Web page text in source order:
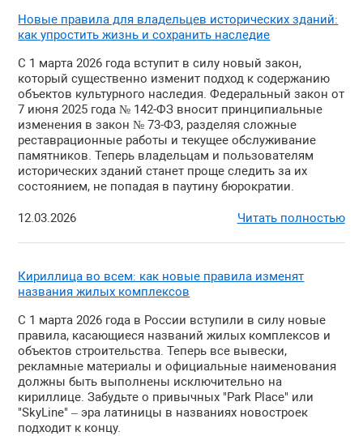
Новые правила для владельцев исторических зданий:
как упростить жизнь и сохранить наследие
С 1 марта 2026 года вступит в силу новый закон,
который существенно изменит подход к содержанию
объектов культурного наследия. Федеральный закон от
7 июня 2025 года № 142-ФЗ вносит принципиальные
изменения в закон № 73-ФЗ, разделяя сложные
реставрационные работы и текущее обслуживание
памятников. Теперь владельцам и пользователям
исторических зданий станет проще следить за их
состоянием, не попадая в паутину бюрократии.
12.03.2026 Читать полностью
Кириллица во всем: как новые правила изменят
названия жилых комплексов
С 1 марта 2026 года в России вступили в силу новые
правила, касающиеся названий жилых комплексов и
объектов строительства. Теперь все вывески,
рекламные материалы и официальные наименования
должны быть выполнены исключительно на
кириллице. Забудьте о привычных "Park Place" или
"SkyLine" – эра латиницы в названиях новостроек
подходит к концу.